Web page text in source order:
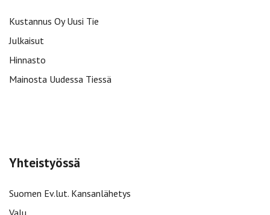
Kustannus Oy Uusi Tie
Julkaisut
Hinnasto
Mainosta Uudessa Tiessä
Yhteistyössä
Suomen Ev.lut. Kansanlähetys
Valu